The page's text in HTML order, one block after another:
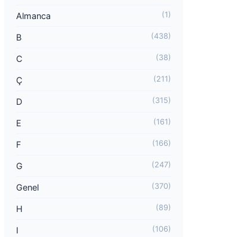
Almanca (1)
B (438)
C (38)
Ç (211)
D (315)
E (161)
F (166)
G (247)
Genel (370)
H (89)
I (106)